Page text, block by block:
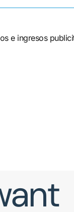
e ingresos